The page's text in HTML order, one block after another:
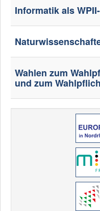
Informatik als
Wahlen zum
und zum